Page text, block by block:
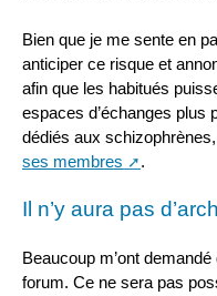
Bien que je me sente en
anticiper ce risque et
afin que les habitués
espaces d’échanges plus
dédiés aux
ses membres
.
Il n’y aura pas
Beaucoup m’ont
forum. Ce ne sera pas